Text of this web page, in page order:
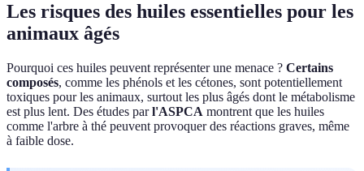
Les risques des huiles essentielles pour les
animaux âgés
Pourquoi ces huiles peuvent représenter une menace ? Certains
composés, comme les phénols et les cétones, sont potentiellement
toxiques pour les animaux, surtout les plus âgés dont le métabolisme
est plus lent. Des études parl'ASPCA montrent que les huiles
comme l'arbre à thé peuvent provoquer des réactions graves, même
à faible dose.